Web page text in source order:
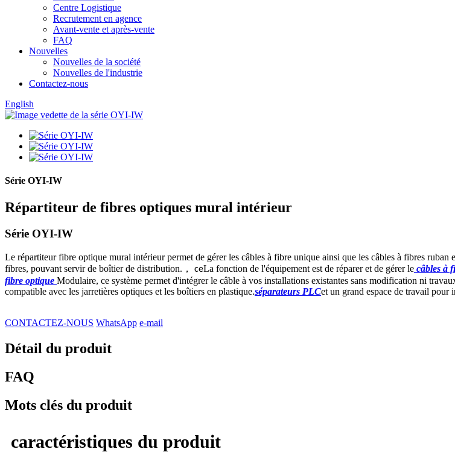
Centre Logistique
Recrutement en agence
Avant-vente et après-vente
FAQ
Nouvelles
Nouvelles de la société
Nouvelles de l'industrie
Contactez-nous
English
Série OYI-IW
Répartiteur de fibres optiques mural intérieur
Série OYI-IW
Le répartiteur fibre optique mural intérieur permet de gérer les câbles à fibre unique ainsi que les câbles à fibres
fibres, pouvant servir de boîtier de distribution. ， ceLa fonction de l'équipement est de réparer et de gérer le câbles à
fibre optique Modulaire, ce système permet d'intégrer le câble à vos installations existantes sans modification ni
compatible avec les jarretières optiques et les boîtiers en plastique.séparateurs PLCet un grand espace de travail pour
CONTACTEZ-NOUS WhatsApp e-mail
Détail du produit
FAQ
Mots clés du produit
caractéristiques du produit